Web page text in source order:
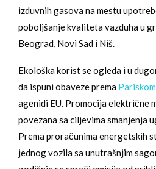
izduvnih gasova na mestu
poboljšanje kvaliteta vazduha u
Beograd, Novi Sad i Niš.
Ekološka korist se ogleda i u
da ispuni obaveze prema
agenidi EU. Promocija električne
povezana sa ciljevima smanjenja
Prema proračunima energetskih
jednog vozila sa unutrašnjim